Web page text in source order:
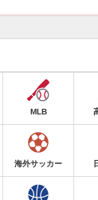
MLB
海外サッカー